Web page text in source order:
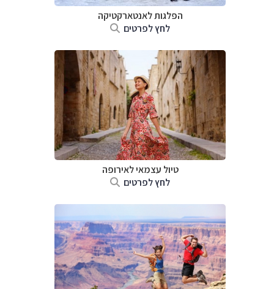
הפלגות לאנטארקטיקה
לחץ לפרטים
טיול עצמאי לאירופה
לחץ לפרטים